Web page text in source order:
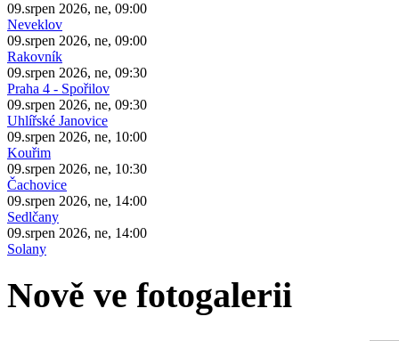
09.srpen 2026, ne, 09:00
Neveklov
09.srpen 2026, ne, 09:00
Rakovník
09.srpen 2026, ne, 09:30
Praha 4 - Spořilov
09.srpen 2026, ne, 09:30
Uhlířské Janovice
09.srpen 2026, ne, 10:00
Kouřim
09.srpen 2026, ne, 10:30
Čachovice
09.srpen 2026, ne, 14:00
Sedlčany
09.srpen 2026, ne, 14:00
Solany
Nově ve fotogalerii